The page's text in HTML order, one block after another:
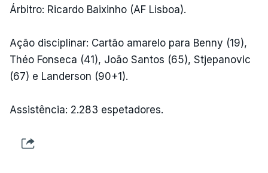
Árbitro: Ricardo Baixinho (AF Lisboa).
Ação disciplinar: Cartão amarelo para Benny (19),
Théo Fonseca (41), João Santos (65), Stjepanovic
(67) e Landerson (90+1).
Assistência: 2.283 espetadores.